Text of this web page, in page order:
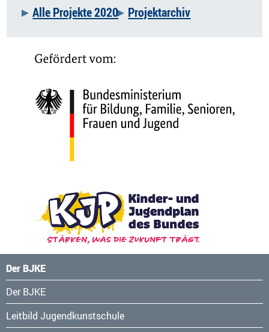
Alle Projekte 2020
Projektarchiv
Der BJKE
Navigation
überspringen
Der BJKE
Leitbild Jugendkunstschule